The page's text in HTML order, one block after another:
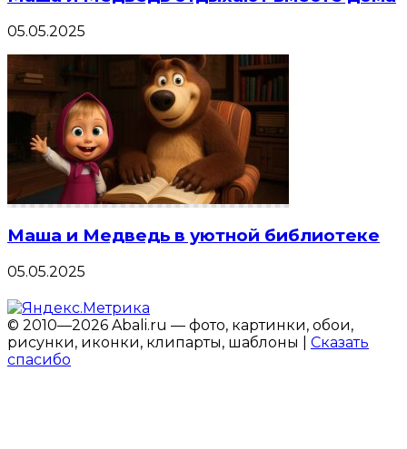
05.05.2025
Маша и Медведь в уютной библиотеке
05.05.2025
© 2010—2026 Abali.ru — фото, картинки, обои,
рисунки, иконки, клипарты, шаблоны | Сказать
спасибо